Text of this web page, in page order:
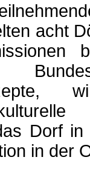
acht
Dorf
in der